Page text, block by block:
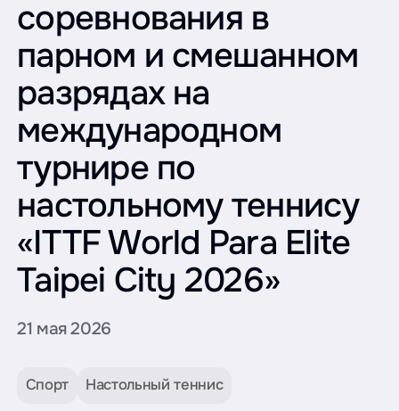
соревнования в
парном и смешанном
разрядах на
международном
турнире по
настольному теннису
«ITTF World Para Elite
Taipei City 2026»
21 мая 2026
Спорт Настольный теннис